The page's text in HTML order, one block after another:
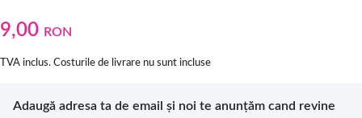
9,00 RON
TVA inclus. Costurile de livrare nu sunt incluse
Adaugă adresa ta de email și noi te anunțăm cand revine